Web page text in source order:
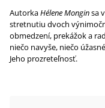
AutorkaHélene Monginsa
stretnutiu dvoch
obmedzení, prekážok a
niečo navyše, niečo
Jeho prozreteľnosť.